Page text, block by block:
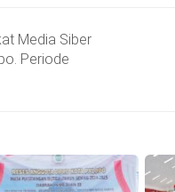
Media Siber
Periode